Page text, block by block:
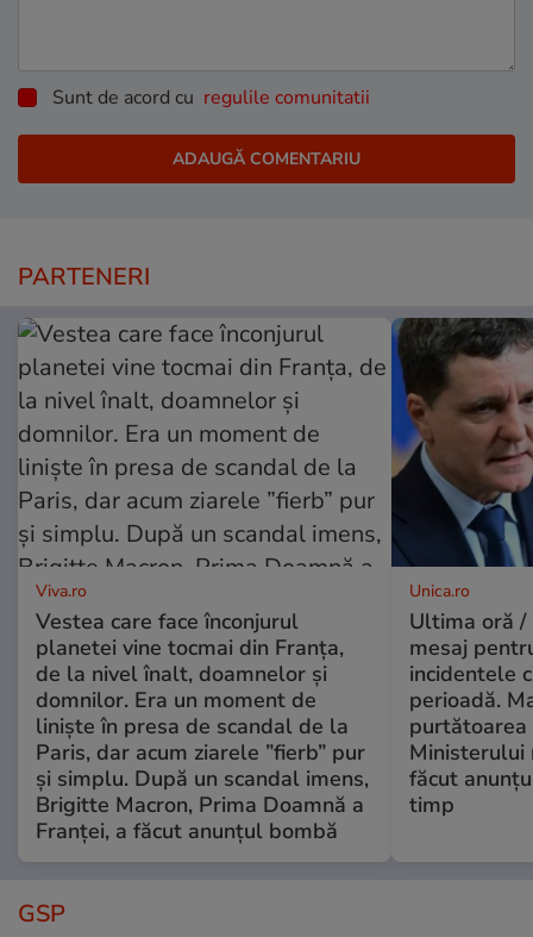
Sunt de acord cu regulile comunitatii
PARTENERI
Viva.ro
Vestea care face înconjurul
planetei vine tocmai din Franța,
de la nivel înalt, doamnelor și
domnilor. Era un moment de
liniște în presa de scandal de la
Paris, dar acum ziarele ”fierb” pur
și simplu. După un scandal imens,
Brigitte Macron, Prima Doamnă a
Franței, a făcut anunțul bombă
Unica.ro
Ultima oră /
mesaj
incidentele
perioadă.
purtătoarea
Ministerului
făcut
timp
GSP